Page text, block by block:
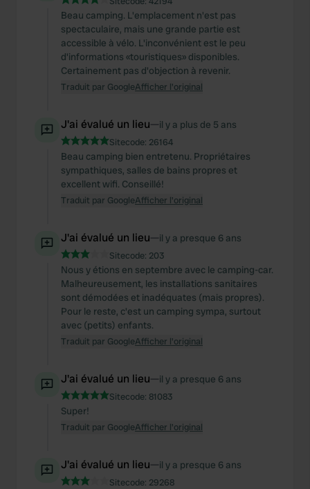
Beau camping. L'emplacement n'est pas
spectaculaire, mais une grande partie est
accessible à vélo. L'inconvénient est le peu
d'informations «touristiques» disponibles.
Certainement pas d'objection à revenir.
Traduit par GoogleAfficher l'original
J'ai évalué un lieu—il y a plus de 5 ans
Sitecode: 26164
Beau camping bien entretenu. Propriétaires
sympathiques, salles de bains propres et
excellent wifi. Conseillé!
Traduit par GoogleAfficher l'original
J'ai évalué un lieu—il y a presque 6 ans
Sitecode: 203
Nous y étions en septembre avec le camping-car.
Malheureusement, les installations sanitaires
sont démodées et inadéquates (mais propres).
Pour le reste, c'est un camping sympa, surtout
avec (petits) enfants.
Traduit par GoogleAfficher l'original
J'ai évalué un lieu—il y a presque 6 ans
Sitecode: 81083
Super!
Traduit par GoogleAfficher l'original
J'ai évalué un lieu—il y a presque 6 ans
Sitecode: 29268